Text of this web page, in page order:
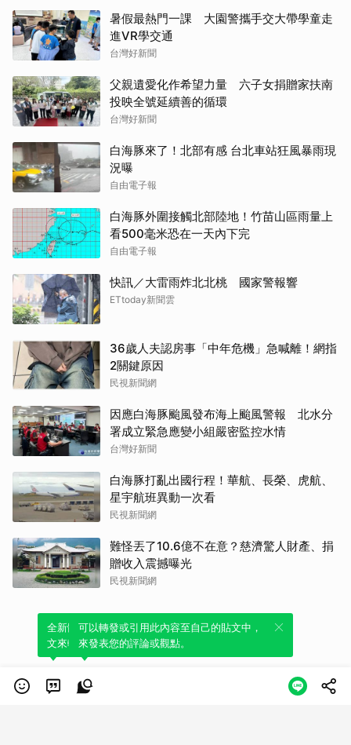
暑假最熱門一課 大園警攜手交大帶學童走
進VR學交通
台灣好新聞
父親遺愛化作希望力量 六子女捐贈家扶南
投映全號延續善的循環
台灣好新聞
白海豚來了！北部有感 台北車站狂風暴雨現
況曝
自由電子報
白海豚外圍接觸北部陸地！竹苗山區雨量上
看500毫米恐在一天內下完
自由電子報
快訊／大雷雨炸北北桃 國家警報響
ETtoday新聞雲
36歲人夫認房事「中年危機」急喊離！網指
2關鍵原因
民視新聞網
因應白海豚颱風發布海上颱風警報 北水分
署成立緊急應變小組嚴密監控水情
台灣好新聞
白海豚打亂出國行程！華航、長榮、虎航、
星宇航班異動一次看
民視新聞網
難怪丟了10.6億不在意？慈濟驚人財產、捐
贈收入震撼曝光
民視新聞網
全新體驗！一鍵引用此內容，透過發布貼
文來輕鬆表達個人立場。
可以轉發或引用此內容至自己的貼文中，
來發表您的評論或觀點。